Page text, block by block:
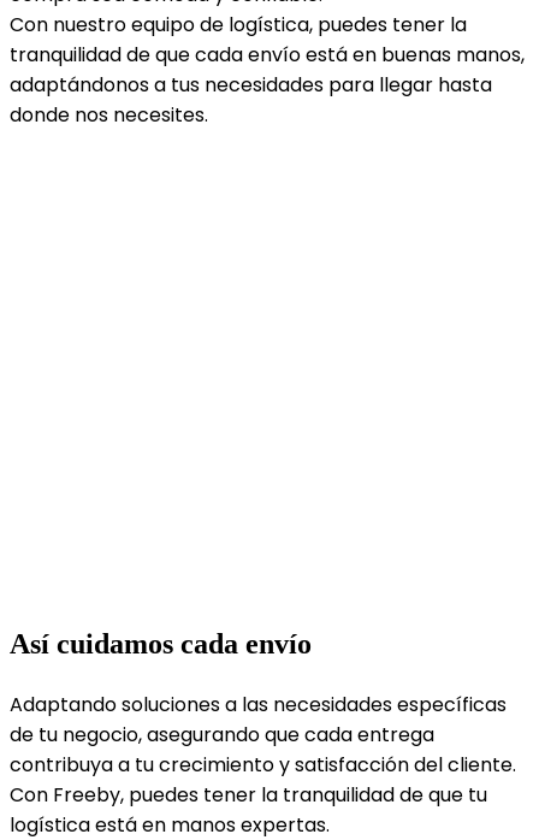
Con nuestro equipo de logística, puedes tener la
tranquilidad de que cada envío está en buenas manos,
adaptándonos a tus necesidades para llegar hasta
donde nos necesites.
Así cuidamos cada envío
Adaptando soluciones a las necesidades específicas
de tu negocio, asegurando que cada entrega
contribuya a tu crecimiento y satisfacción del cliente.
Con Freeby, puedes tener la tranquilidad de que tu
logística está en manos expertas.